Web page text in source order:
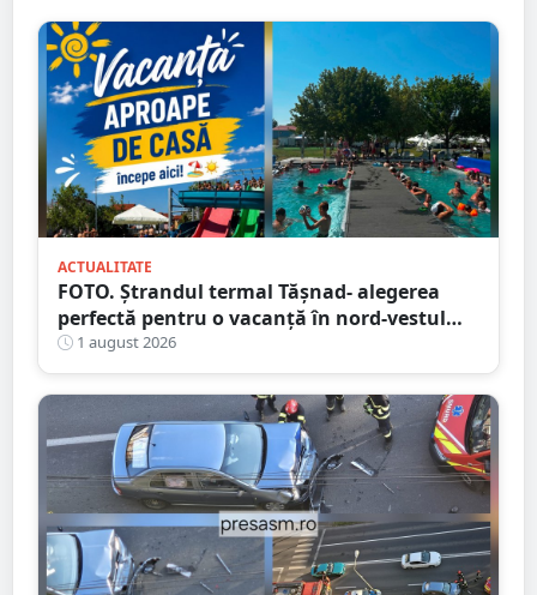
ACTUALITATE
FOTO. Ștrandul termal Tășnad- alegerea
perfectă pentru o vacanță în nord-vestul
României
1 august 2026